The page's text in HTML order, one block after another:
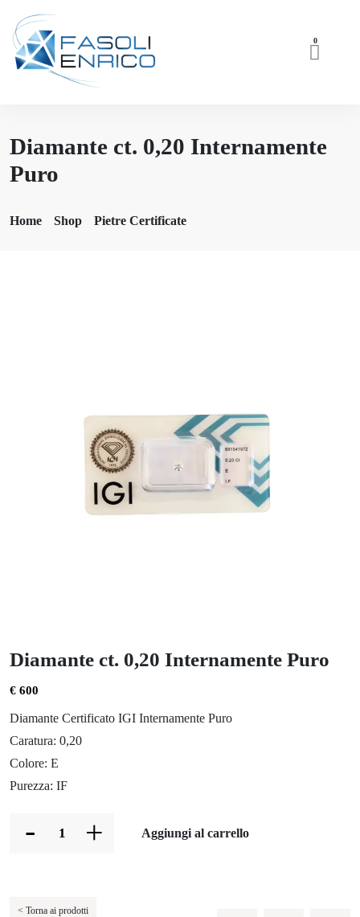
0
Diamante ct. 0,20 Internamente
Puro
Home Shop Pietre Certificate
Diamante ct. 0,20 Internamente Puro
€ 600
Diamante Certificato IGI Internamente Puro
Caratura: 0,20
Colore: E
Purezza: IF
- + Aggiungi al carrello
< Torna ai prodotti